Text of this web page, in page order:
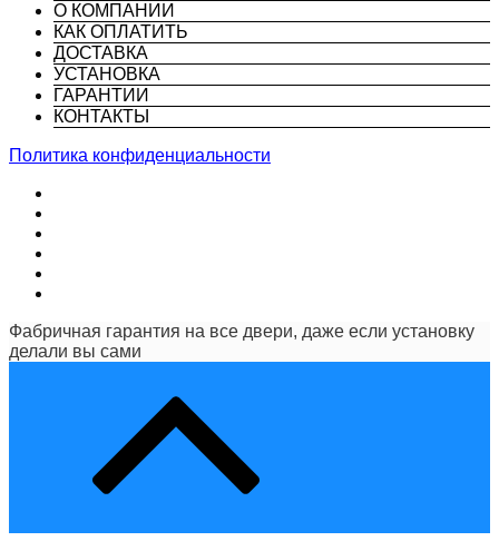
О КОМПАНИИ
КАК ОПЛАТИТЬ
ДОСТАВКА
УСТАНОВКА
ГАРАНТИИ
КОНТАКТЫ
Политика конфиденциальности
Фабричная гарантия на все двери, даже если установку
делали вы сами